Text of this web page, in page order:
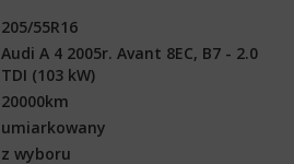
205/55R16
Audi A 4 2005r. Avant 8EC, B7 - 2.0
TDI (103 kW)
20000km
umiarkowany
z wyboru